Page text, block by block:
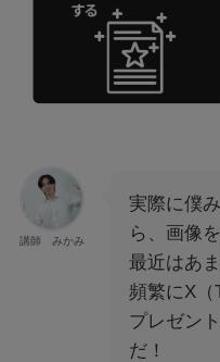
講師 みかみ
実際に僕
ら、画像
最近はあ
頻繁にX（
プレゼン
だ！